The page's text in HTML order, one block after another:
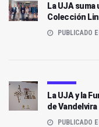
La UJA
Colección
PUBLICADO
La UJA y la
de Vandelvira
PUBLICADO